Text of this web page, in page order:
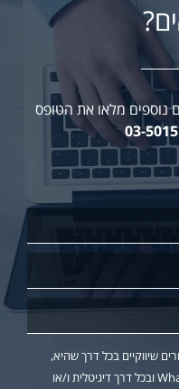
נוספים מלאו את הטופס
שיווקיים בכל דרך שהיא,
לרבות: SMS, דואר אלקטרוני, הודעת Whatapp ובכל דרך דיגיטלית ו/או